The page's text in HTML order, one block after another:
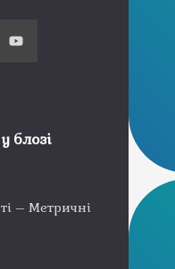
блозі
– Метричні